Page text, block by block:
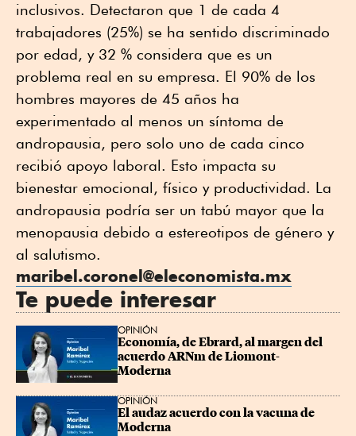
inclusivos. Detectaron que 1 de cada 4
trabajadores (25%) se ha sentido discriminado
por edad, y 32 % considera que es un
problema real en su empresa. El 90% de los
hombres mayores de 45 años ha
experimentado al menos un síntoma de
andropausia, pero solo uno de cada cinco
recibió apoyo laboral. Esto impacta su
bienestar emocional, físico y productividad. La
andropausia podría ser un tabú mayor que la
menopausia debido a estereotipos de género y
al salutismo.
maribel.coronel@eleconomista.mx
Te puede interesar
OPINIÓN
Economía, de Ebrard, al margen del
acuerdo ARNm de Liomont-
Moderna
OPINIÓN
El audaz acuerdo con la vacuna de
Moderna